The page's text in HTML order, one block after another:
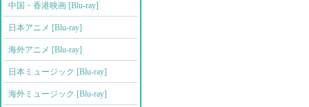
中国・香港映画 [Blu-ray]
日本アニメ [Blu-ray]
海外アニメ [Blu-ray]
日本ミュージック [Blu-ray]
海外ミュージック [Blu-ray]